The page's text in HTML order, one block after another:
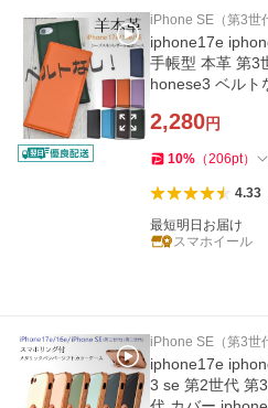
iPhone SE（第3世
iphone17e
手帳型 本革 第3
honese3 ベルト
2,280円
10% （206pt）
4.33
最短明日お届け
スマホイール
iPhone SE（第3世
iphone17e
3 se 第2世代 第